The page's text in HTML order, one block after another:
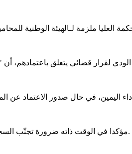
مؤكدا في الوقت ذاته ضرورة تجنّب السجالات الجانبية لما لها من انعكاسات سلبية على وحدة المحامين.